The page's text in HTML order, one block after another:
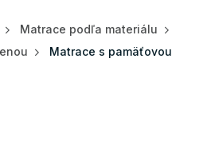
Matrace podľa materiálu
Matrace s pamäťovou